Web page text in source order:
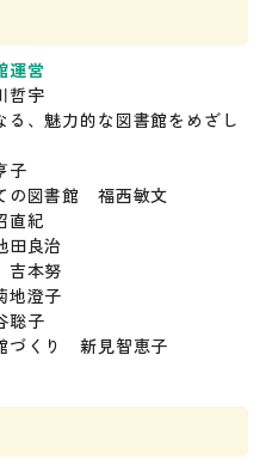
運営
哲宇
、魅力的な図書館をめざし
子
の図書館 福西敏文
直紀
田良治
吉本努
地澄子
聡子
づくり 新見智恵子